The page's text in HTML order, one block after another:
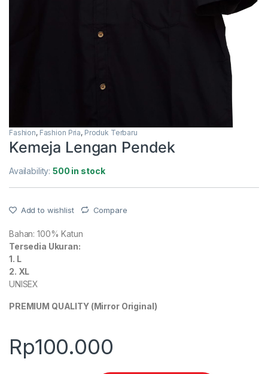
Fashion, Fashion Pria, Produk Terbaru
Kemeja Lengan Pendek
Availability:500 in stock
Add to wishlist Compare
Bahan: 100% Katun
Tersedia Ukuran:
1. L
2. XL
UNISEX
PREMIUM QUALITY (Mirror Original)
Rp100.000